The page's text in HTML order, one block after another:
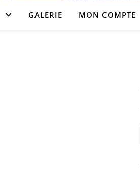
GALERIE MON COMPTE